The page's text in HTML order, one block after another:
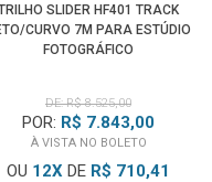
mesmo
para longe do
som de Cinema
SLIDER HF401 TRACK
CURVO 7M PARA ESTÚDIO
FOTOGRÁFICO
DE: R$ 8.525,00
POR: R$ 7.843,00
À VISTA NO BOLETO
OU 12X DE R$ 710,41